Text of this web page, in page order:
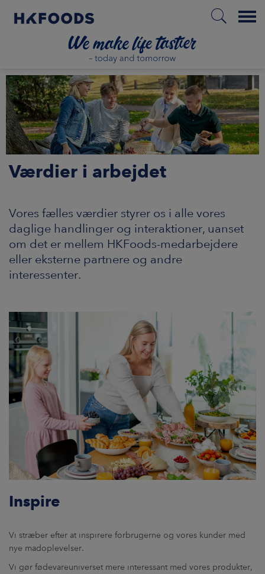
Menu
DA
Værdier i arbejdet
Vores fælles værdier styrer os i alle vores
daglige handlinger og interaktioner, uanset
om det er mellem HKFoods-medarbejdere
eller eksterne partnere og andre
interessenter.
Inspire
Vi stræber efter at inspirere forbrugerne og vores kunder med
nye madoplevelser.
Vi gør fødevareuniverset mere interessant med vores produkter,